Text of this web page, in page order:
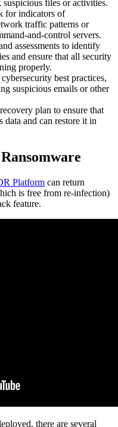
files or activities.
for indicators of
traffic patterns or
and-control servers.
assessments to identify
and ensure that all security
properly.
best practices,
suspicious emails or other
plan to ensure that
data and can restore it in
Platform can return
is free from re-infection)
feature.
there are several